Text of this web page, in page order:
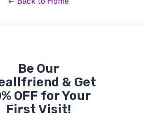
Be Our
& Get
OFF for Your
First Visit!